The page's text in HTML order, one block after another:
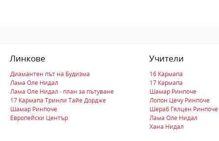
Линкове
Диамантен път на Будизма
Лама Оле Нидал
Лама Оле Нидал - план за пътуване
17 Кармапа Тринли Тайе Дордже
Шамар Ринпоче
Европейски Център
Учители
16 Кармапа
17 Кармапа
Шамар Ринпоче
Лопон Цечу Ринпоче
Шераб Гялцен Ринпоче
Лама Оле Нидал
Хана Нидал